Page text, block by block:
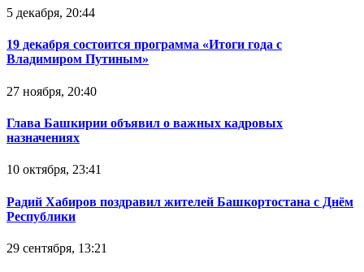
5 декабря, 20:44
19 декабря состоится программа «Итоги года с
Владимиром Путиным»
27 ноября, 20:40
Глава Башкирии объявил о важных кадровых
назначениях
10 октября, 23:41
Радий Хабиров поздравил жителей Башкортостана с Днём
Республики
29 сентября, 13:21